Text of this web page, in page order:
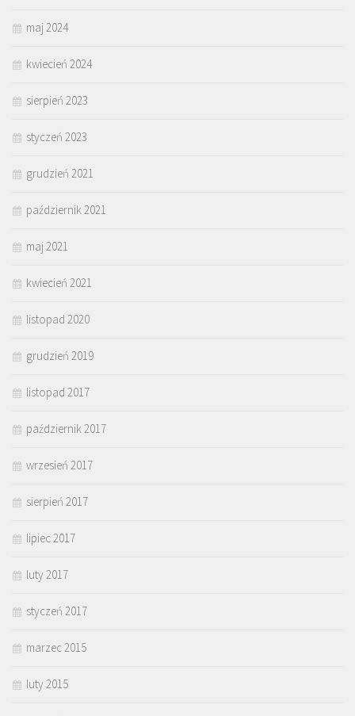
maj 2024
kwiecień 2024
sierpień 2023
styczeń 2023
grudzień 2021
październik 2021
maj 2021
kwiecień 2021
listopad 2020
grudzień 2019
listopad 2017
październik 2017
wrzesień 2017
sierpień 2017
lipiec 2017
luty 2017
styczeń 2017
marzec 2015
luty 2015